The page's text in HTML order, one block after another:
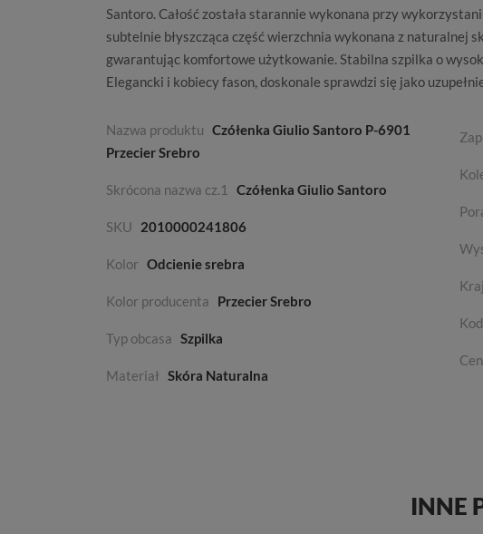
Santoro. Całość została starannie wykonana przy
subtelnie błyszcząca część wierzchnia wykonana z
gwarantując komfortowe użytkowanie. Stabilna szpilka o
Elegancki i kobiecy fason, doskonale sprawdzi się jako
Nazwa produktu Czółenka Giulio Santoro P-6901
Przecier Srebro
Skrócona nazwa cz.1 Czółenka Giulio Santoro
SKU 2010000241806
Kolor Odcienie srebra
Kolor producenta Przecier Srebro
Typ obcasa Szpilka
Materiał Skóra Naturalna
INNE